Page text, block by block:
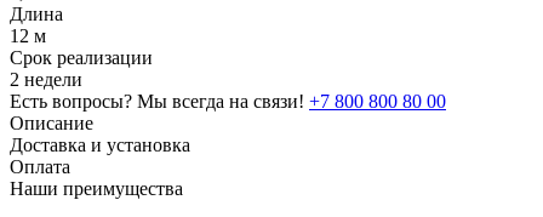
Длина
12 м
Срок реализации
2 недели
Есть вопросы? Мы всегда на связи! +7 800 800 80 00
Описание
Доставка и установка
Оплата
Наши преимущества